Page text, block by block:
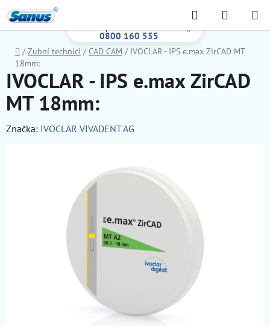
na
obsah
0800 160 555
Hľadať
KOŠÍK
Domov
/ Zubní technici / CAD CAM / IVOCLAR - IPS e.max ZirCAD MT
18mm:
IVOCLAR - IPS e.max ZirCAD
MT 18mm:
Značka: IVOCLAR VIVADENT AG